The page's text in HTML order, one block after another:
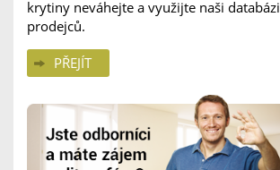
krytiny neváhejte a využijte naši databázi
prodejců.
PŘEJÍT